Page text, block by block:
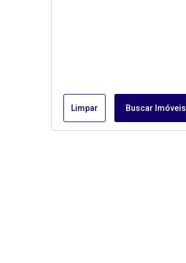
Limpar Buscar Imóveis